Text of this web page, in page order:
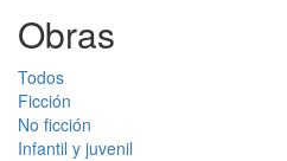
Obras
Todos
Ficción
No ficción
Infantil y juvenil